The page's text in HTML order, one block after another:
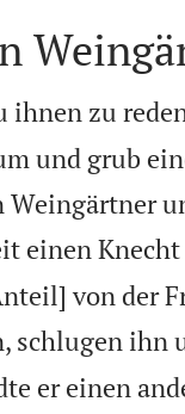
ihnen zu
und grub
einen
von der
schlugen ihn
er einen